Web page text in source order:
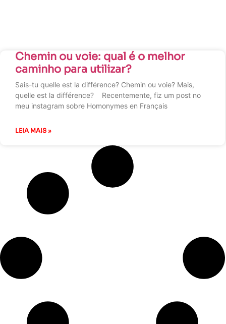
Chemin ou voie: qual é o melhor
caminho para utilizar?
Sais-tu quelle est la différence? Chemin ou voie? Mais,
quelle est la différence? Recentemente, fiz um post no
meu instagram sobre Homonymes en Français
LEIA MAIS »